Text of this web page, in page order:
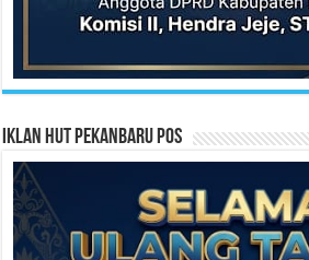
Iklan HUT Pekanbaru Pos